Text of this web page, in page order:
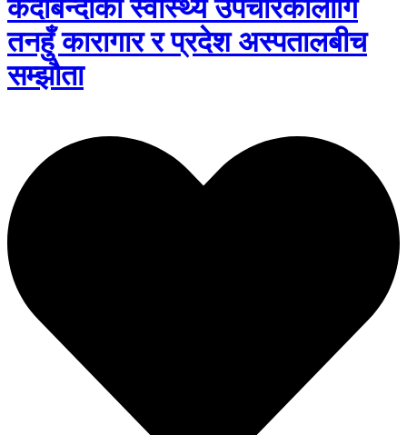
कैदीबन्दीको स्वास्थ्य उपचारकालागि
तनहुँ कारागार र प्रदेश अस्पतालबीच
सम्झौता